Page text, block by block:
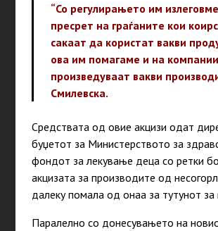
“Со регулирањето им
пресрет на граѓаните кои
сакаат да користат вакви
ова им помагаме и на
произведуваат вакви
Смилевска.
Средствата од овие акцизи одат
буџетот за Министерството за
фондот за лекување деца со ретки
акцизата за производите од
далеку помала од онаа за тутунот
Паралелно со донесувањето на